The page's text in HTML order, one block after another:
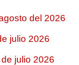
del 2026
julio 2026
julio 2026